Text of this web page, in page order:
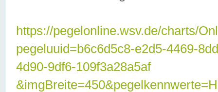
https://pegelonline.wsv.de/charts/
pegeluuid=b6c6d5c8-e2d5-4469-
4d90-9df6-109f3a28a5af